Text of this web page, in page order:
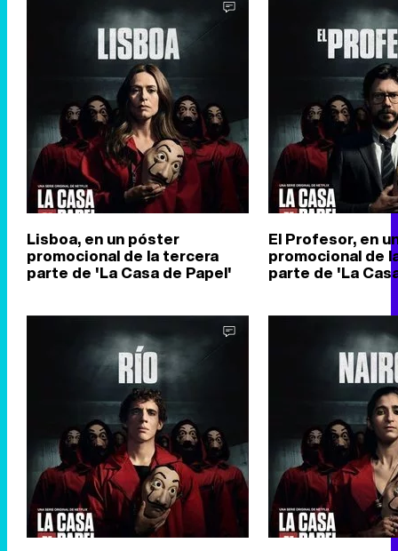
Lisboa, en un póster
promocional de la tercera
parte de 'La Casa de Papel'
El Profesor, en
promocional de
parte de 'La